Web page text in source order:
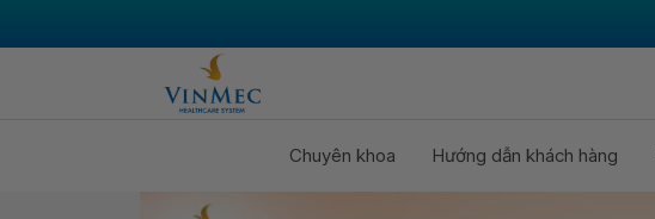
Chuyên khoa Hướng dẫn khách hàng